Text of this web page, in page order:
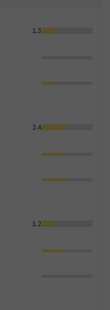
1.3
2.4
1.2